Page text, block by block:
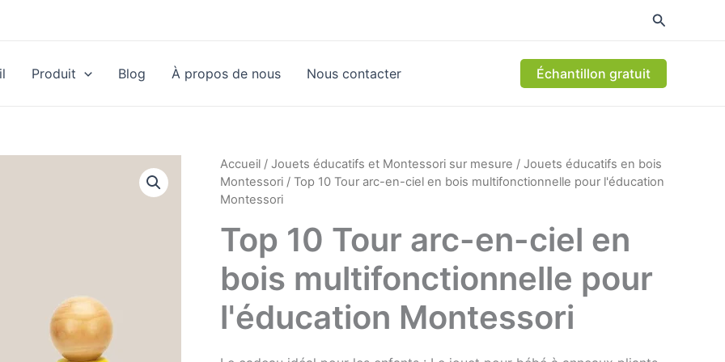
Produit Blog À propos de nous Nous contacter Échantillon gratuit
Accueil / Jouets éducatifs et Montessori sur mesure / Jouets éducatifs en bois
Montessori / Top 10 Tour arc-en-ciel en bois multifonctionnelle pour l'éducation
Montessori
Top 10 Tour arc-en-ciel en
bois multifonctionnelle pour
l'éducation Montessori